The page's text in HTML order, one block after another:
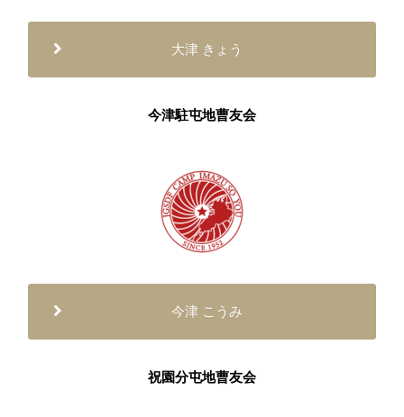
大津 きょう
今津駐屯地曹友会
今津 こうみ
祝園分屯地曹友会